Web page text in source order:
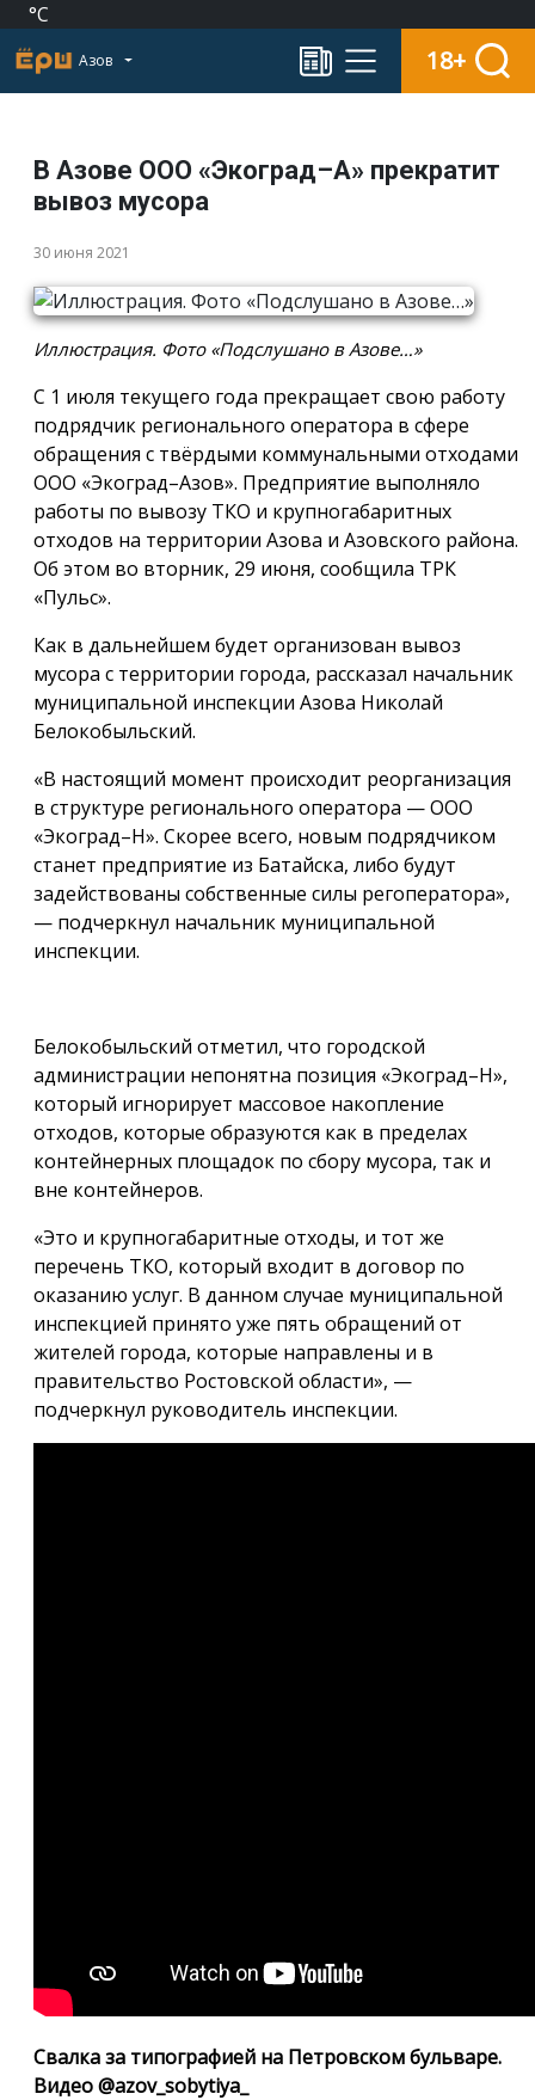
°C
Азов 18+
В Азове ООО «Экоград–А» прекратит
вывоз мусора
30 июня 2021
Иллюстрация. Фото «Подслушано в Азове…»
С 1 июля текущего года прекращает свою работу
подрядчик регионального оператора в сфере
обращения с твёрдыми коммунальными отходами
ООО «Экоград–Азов». Предприятие выполняло
работы по вывозу ТКО и крупногабаритных
отходов на территории Азова и Азовского района.
Об этом во вторник, 29 июня, сообщила ТРК
«Пульс».
Как в дальнейшем будет организован вывоз
мусора с территории города, рассказал начальник
муниципальной инспекции Азова Николай
Белокобыльский.
«В настоящий момент происходит реорганизация
в структуре регионального оператора — ООО
«Экоград–Н». Скорее всего, новым подрядчиком
станет предприятие из Батайска, либо будут
задействованы собственные силы регоператора»,
— подчеркнул начальник муниципальной
инспекции.
Белокобыльский отметил, что городской
администрации непонятна позиция «Экоград–Н»,
который игнорирует массовое накопление
отходов, которые образуются как в пределах
контейнерных площадок по сбору мусора, так и
вне контейнеров.
«Это и крупногабаритные отходы, и тот же
перечень ТКО, который входит в договор по
оказанию услуг. В данном случае муниципальной
инспекцией принято уже пять обращений от
жителей города, которые направлены и в
правительство Ростовской области», —
подчеркнул руководитель инспекции.
Свалка за типографией на Петровском бульваре.
Видео @azov_sobytiya_